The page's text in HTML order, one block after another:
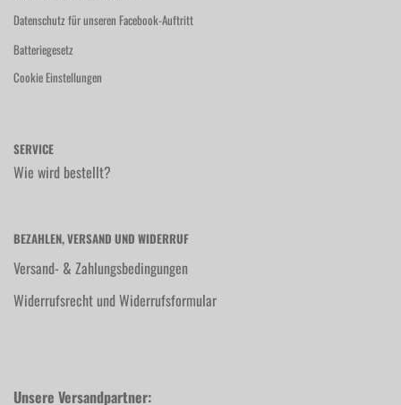
Datenschutz für unseren Facebook-Auftritt
Batteriegesetz
Cookie Einstellungen
SERVICE
Wie wird bestellt?
BEZAHLEN, VERSAND UND WIDERRUF
Versand- & Zahlungsbedingungen
Widerrufsrecht und Widerrufsformular
Unsere Versandpartner: